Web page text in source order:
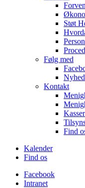
Støt
Følg med
Kontakt
Find
Kalender
Find os
Facebook
Intranet